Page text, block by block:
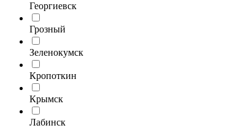
Георгиевск
Грозный
Зеленокумск
Кропоткин
Крымск
Лабинск